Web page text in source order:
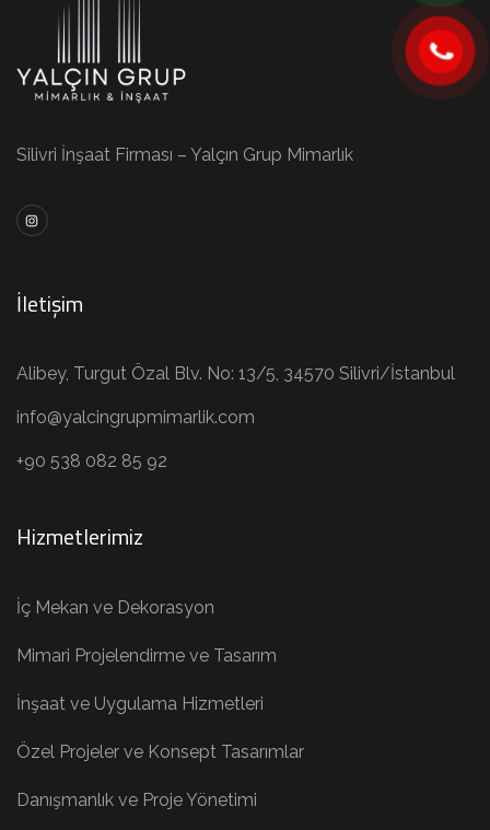
Silivri İnşaat Firması – Yalçın Grup Mimarlık
İletişim
Alibey, Turgut Özal Blv. No: 13/5, 34570 Silivri/İstanbul
info@yalcingrupmimarlik.com
+90 538 082 85 92
Hizmetlerimiz
İç Mekan ve Dekorasyon
Mimari Projelendirme ve Tasarım
İnşaat ve Uygulama Hizmetleri
Özel Projeler ve Konsept Tasarımlar
Danışmanlık ve Proje Yönetimi